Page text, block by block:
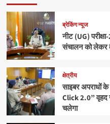
ब्रेकिंग न्यूज
नीट (UG)
संचालन को लेकर
क्षेत्रीय
साइबर अपराधों के
Click 2.0” वृहद
चलेगा